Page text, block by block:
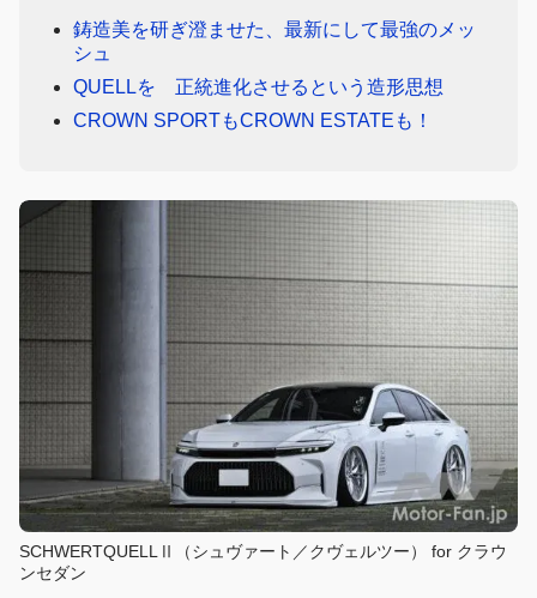
鋳造美を研ぎ澄ませた、最新にして最強のメッ
シュ
QUELLを 正統進化させるという造形思想
CROWN SPORTもCROWN ESTATEも！
SCHWERTQUELLⅡ（シュヴァート／クヴェルツー） for クラウ
ンセダン